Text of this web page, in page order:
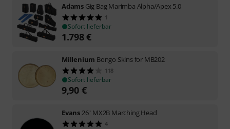
Adams Gig Bag Marimba Alpha/Apex 5.0
1
Sofort lieferbar
1.798€
Millenium Bongo Skins for MB202
118
Sofort lieferbar
9,90 €
Evans 26" MX2B Marching Head
4